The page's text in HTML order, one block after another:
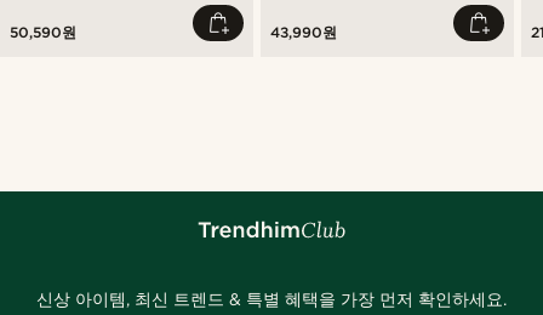
50,590원 43,990원
신상 아이템, 최신 트렌드 & 특별 혜택을 가장 먼저 확인하세요.